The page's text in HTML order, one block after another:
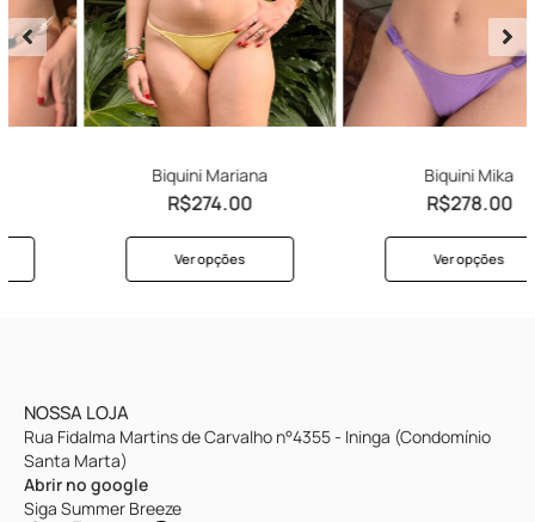
Biquini Mariana
274.00
Biquini Mika
278.00
NOSSA LOJA
Rua Fidalma Martins de Carvalho n°4355 - Ininga (Condomínio
Santa Marta)
Abrir no google
Siga Summer Breeze